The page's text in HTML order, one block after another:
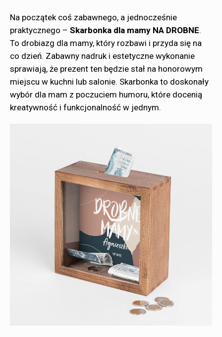
Na początek coś zabawnego, a jednocześnie
praktycznego – Skarbonka dla mamy NA DROBNE.
To drobiazg dla mamy, który rozbawi i przyda się na
co dzień. Zabawny nadruk i estetyczne wykonanie
sprawiają, że prezent ten będzie stał na honorowym
miejscu w kuchni lub salonie. Skarbonka to doskonały
wybór dla mam z poczuciem humoru, które docenią
kreatywność i funkcjonalność w jednym.